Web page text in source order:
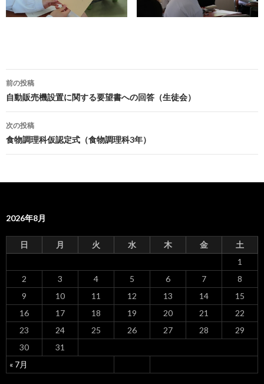
投
稿
ナ
ゲ
シ
ョ
ン
前の投稿
自動販売機設置に関する要望書への回答（生徒会）
次の投稿
食物調理科仮認定式（食物調理科3年）
2026年8月
日 月 火 水 木 金 土
« 7月
1
2
3 4 5 6 7
8
9
10 11 12 13 14
15
16
17 18 19 20 21
22
23
24 25 26 27 28
29
30
31